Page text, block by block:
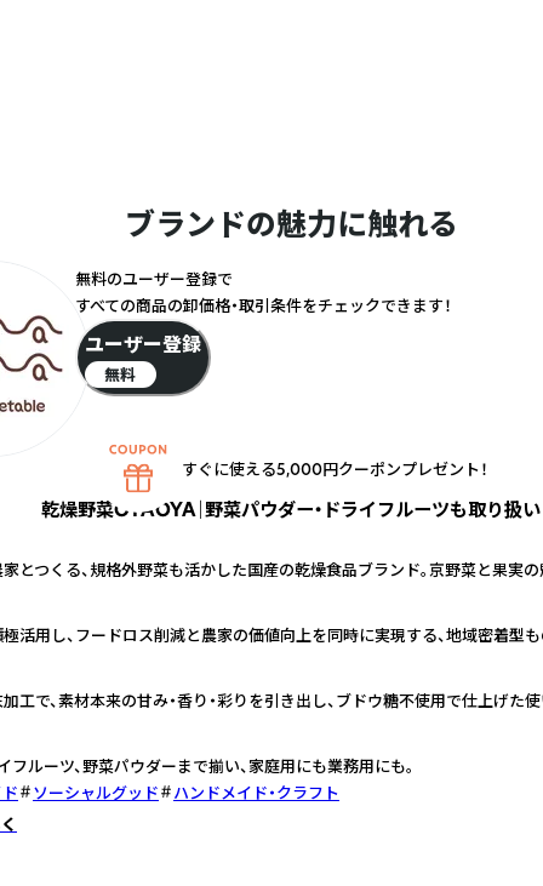
ブランドの魅力に触れる
乾燥野菜OYAOYA｜野菜パウダー・ドライフルーツも取り扱い
とつくる、規格外野菜も活かした国産の乾燥食品ブランド。京野菜と果実の
活用し、フードロス削減と農家の価値向上を同時に実現する、地域密着型も
工で、素材本来の甘み・香り・彩りを引き出し、ブドウ糖不使用で仕上げた
フルーツ、野菜パウダーまで揃い、家庭用にも業務用にも。
ソーシャルグッド
ハンドメイド・クラフト
無料のユーザー登録で
すべての商品の卸価格・取引条件をチェックできます！
ユーザー登録
無料
すぐに使える5,000円クーポンプレゼント！